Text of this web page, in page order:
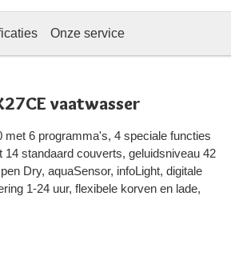
Onze service
vaatwasser
6 programma's, 4 speciale functies
standaard couverts, geluidsniveau 42
Dry, aquaSensor, infoLight, digitale
1-24 uur, flexibele korven en lade,